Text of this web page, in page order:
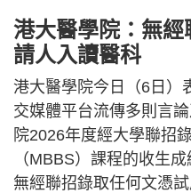
港大醫學院：無
請人入讀醫科
港大醫學院今日（6日）
交媒體平台流傳多則言
院2026年度經大學聯招
（MBBS）課程的收生
無經聯招錄取任何文憑